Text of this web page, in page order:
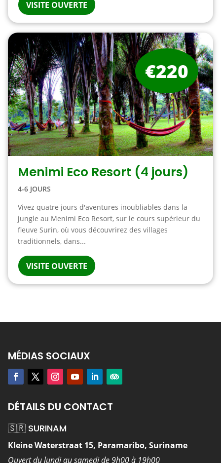
VISITE OUVERTE
Menimi Eco Resort (4 jours)
4-6 JOURS
Vivez quatre jours d'aventures inoubliables dans la
jungle au Menimi Eco Resort, sur le cours supérieur du
fleuve Surin, où vous découvrirez des villages
traditionnels, dans...
VISITE OUVERTE
€220
MÉDIAS SOCIAUX
DÉTAILS DU CONTACT
🇸🇷 SURINAM
Kleine Waterstraat 15, Paramaribo, Suriname
Ouvert du lundi au samedi de 9h00 à 19h00